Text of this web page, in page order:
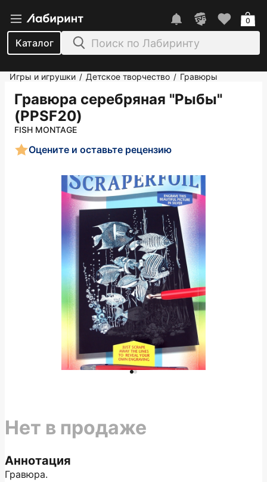
Каталог
0
Игры и игрушки / Детское творчество / Гравюры
Гравюра серебряная "Рыбы"
(PPSF20)
FISH MONTAGE
Оцените и оставьте рецензию
Аннотация
Гравюра.
Нет в продаже